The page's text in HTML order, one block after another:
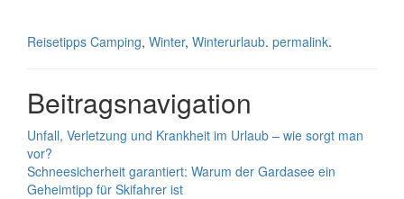
Reisetipps Camping, Winter, Winterurlaub. permalink.
Beitragsnavigation
Unfall, Verletzung und Krankheit im Urlaub – wie sorgt man
vor?
Schneesicherheit garantiert: Warum der Gardasee ein
Geheimtipp für Skifahrer ist